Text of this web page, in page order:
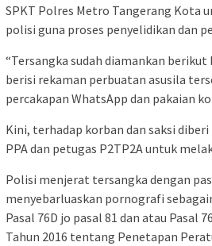
SPKT Polres Metro Tangerang Kota
polisi guna proses penyelidikan dan
“Tersangka sudah diamankan
berisi rekaman perbuatan asusila
percakapan WhatsApp dan pakaian
Kini, terhadap korban dan saksi
PPA dan petugas P2TP2A untuk
Polisi menjerat tersangka dengan
menyebarluaskan pornografi
Pasal 76D jo pasal 81 dan atau Pasal
Tahun 2016 tentang Penetapan